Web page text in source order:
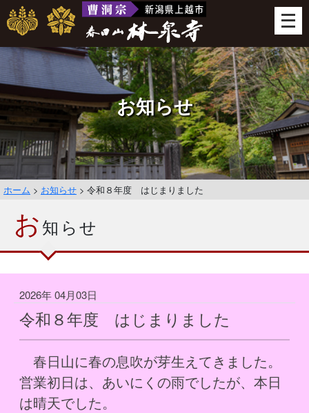
メ
ニ
ュ
ー
を
開
く
お知らせ
ホーム > お知らせ > 令和８年度 はじまりました
お知らせ
2026年 04月03日
令和８年度 はじまりました
春日山に春の息吹が芽生えてきました。
営業初日は、あいにくの雨でしたが、本日
は晴天でした。